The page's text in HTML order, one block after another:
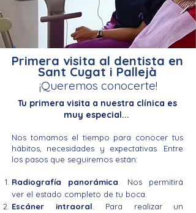
Primera visita al dentista en
Sant Cugat i Pallejà
¡Queremos conocerte!
Tu primera visita a nuestra clínica es
muy especial...
Nos tomamos el tiempo para conocer tus
hábitos, necesidades y expectativas. Entre
los pasos que seguiremos están:
Radiografía panorámica . Nos permitirá
ver el estado completo de tu boca.
Escáner intraoral . Para realizar un